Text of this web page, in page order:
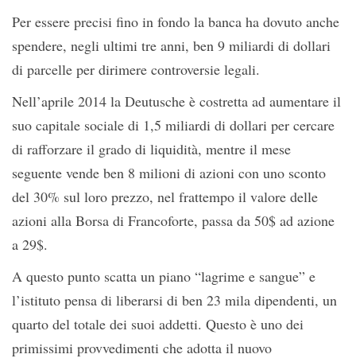
Per essere precisi fino in fondo la banca ha dovuto anche
spendere, negli ultimi tre anni, ben 9 miliardi di dollari
di parcelle per dirimere controversie legali.
Nell’aprile 2014 la Deutusche è costretta ad aumentare il
suo capitale sociale di 1,5 miliardi di dollari per cercare
di rafforzare il grado di liquidità, mentre il mese
seguente vende ben 8 milioni di azioni con uno sconto
del 30% sul loro prezzo, nel frattempo il valore delle
azioni alla Borsa di Francoforte, passa da 50$ ad azione
a 29$.
A questo punto scatta un piano “lagrime e sangue” e
l’istituto pensa di liberarsi di ben 23 mila dipendenti, un
quarto del totale dei suoi addetti. Questo è uno dei
primissimi provvedimenti che adotta il nuovo